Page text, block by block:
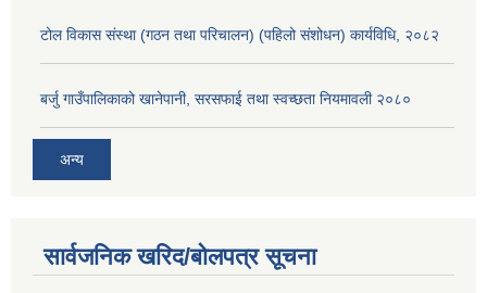
टोल विकास संस्था (गठन तथा परिचालन) (पहिलो संशोधन) कार्यविधि, २०८२
बर्जु गाउँपालिकाको खानेपानी, सरसफाई तथा स्वच्छता नियमावली २०८०
अन्य
सार्वजनिक खरिद/बोलपत्र सूचना